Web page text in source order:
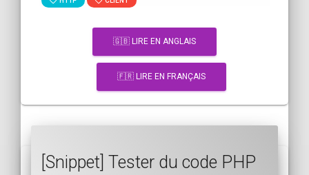
🇬🇧 LIRE EN ANGLAIS
🇫🇷 LIRE EN FRANÇAIS
[Snippet] Tester du code PHP